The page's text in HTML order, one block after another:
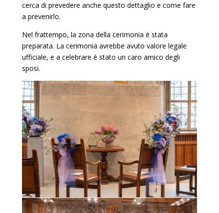
cerca di prevedere anche questo dettaglio e come fare
a prevenirlo.
Nel frattempo, la zona della cerimonia è stata
preparata. La cerimonia avrebbe avuto valore legale
ufficiale, e a celebrare è stato un caro amico degli
sposi.